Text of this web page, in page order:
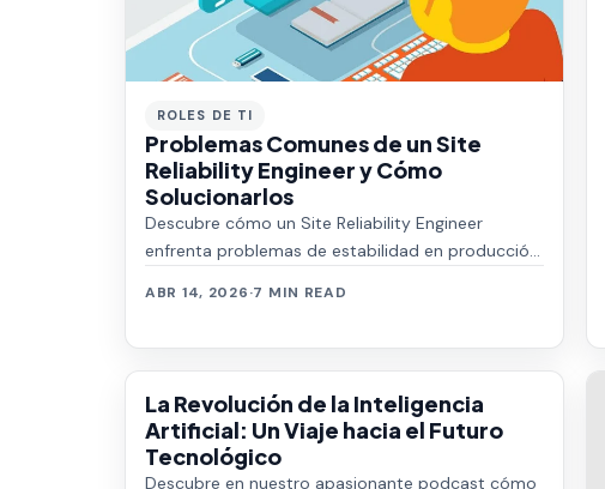
ROLES DE TI
Problemas Comunes de un Site
Reliability Engineer y Cómo
Solucionarlos
Descubre cómo un Site Reliability Engineer
enfrenta problemas de estabilidad en producción
ABR 14, 2026·7 MIN READ
La Revolución de la Inteligencia
Artificial: Un Viaje hacia el Futuro
Tecnológico
Descubre en nuestro apasionante podcast cómo